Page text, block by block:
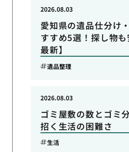
愛知県の遺品仕分け
すすめ5選！探し物
最新】
2026.08.03
遺品整理
ゴミ屋敷の数とゴミ
招く生活の困難さ
2026.08.03
生活